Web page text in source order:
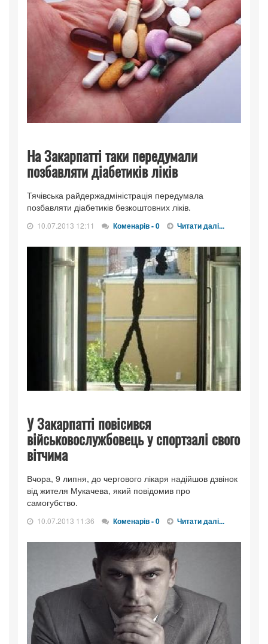
На Закарпатті таки передумали
позбавляти діабетиків ліків
Тячівська райдержадміністрація передумала
позбавляти діабетиків безкоштовних ліків.
10.07.2013 12:11 Коменарів - 0 Читати далі...
У Закарпатті повісився
військовослужбовець у спортзалі свого
вітчима
Вчора, 9 липня, до чергового лікаря надійшов дзвінок
від жителя Мукачева, який повідомив про
самогубство.
10.07.2013 11:36 Коменарів - 0 Читати далі...